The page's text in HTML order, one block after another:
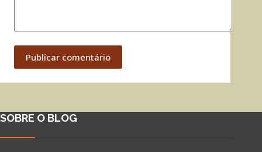
Publicar comentário
SOBRE O BLOG